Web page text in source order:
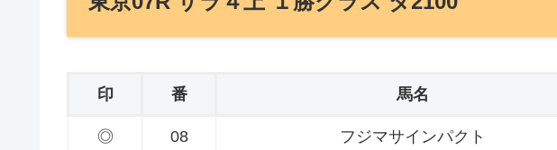
印 番 馬名
◎ 08 フジマサインパクト